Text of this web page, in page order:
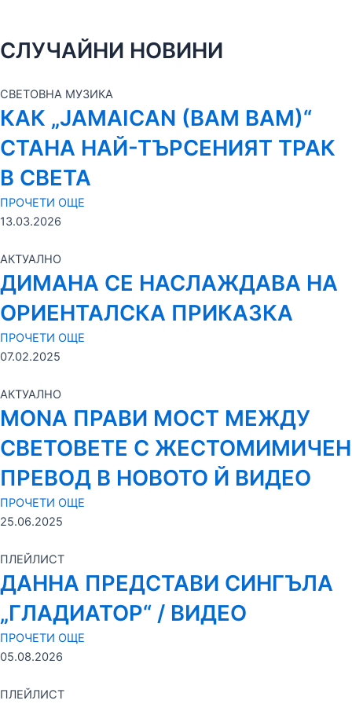
СЛУЧАЙНИ НОВИНИ
СВЕТОВНА МУЗИКА
КАК „JAMAICAN (BAM BAM)“
СТАНА НАЙ-ТЪРСЕНИЯТ ТРАК
В СВЕТА
ПРОЧЕТИ ОЩЕ
13.03.2026
АКТУАЛНО
ДИМАНА СЕ НАСЛАЖДАВА НА
ОРИЕНТАЛСКА ПРИКАЗКА
ПРОЧЕТИ ОЩЕ
07.02.2025
АКТУАЛНО
MONA ПРАВИ МОСТ МЕЖДУ
СВЕТОВЕТЕ С ЖЕСТОМИМИЧЕН
ПРЕВОД В НОВОТО Й ВИДЕО
ПРОЧЕТИ ОЩЕ
25.06.2025
ПЛЕЙЛИСТ
ДАННА ПРЕДСТАВИ СИНГЪЛА
„ГЛАДИАТОР“ / ВИДЕО
ПРОЧЕТИ ОЩЕ
05.08.2026
ПЛЕЙЛИСТ